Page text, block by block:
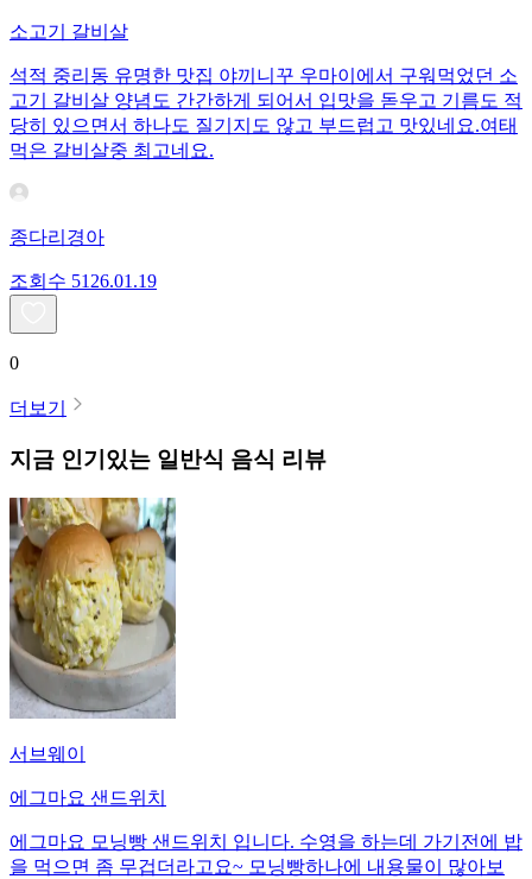
소고기 갈비살
석적 중리동 유명한 맛집 야끼니꾸 우마이에서 구워먹었던 소
고기 갈비살 양념도 간간하게 되어서 입맛을 돋우고 기름도 적
당히 있으면서 하나도 질기지도 않고 부드럽고 맛있네요.여태
먹은 갈비살중 최고네요.
종다리경아
조회수 51 26.01.19
0
더보기
지금 인기있는 일반식 음식 리뷰
서브웨이
에그마요 샌드위치
에그마요 모닝빵 샌드위치 입니다. 수영을 하는데 가기전에 밥
을 먹으면 좀 무겁더라고요~ 모닝빵하나에 내용물이 많아보